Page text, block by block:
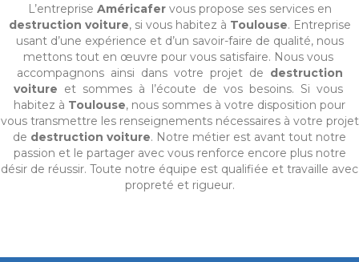
L’entreprise Américafervous propose ses services en
destruction voiture, si vous habitez à Toulouse. Entreprise
usant d’une expérience et d’un savoir-faire de qualité, nous
mettons tout en œuvre pour vous satisfaire. Nous vous
accompagnons ainsi dans votre projet de destruction
voiture et sommes à l’écoute de vos besoins. Si vous
habitez à Toulouse, nous sommes à votre disposition pour
vous transmettre les renseignements nécessaires à votre projet
de destruction voiture. Notre métier est avant tout notre
passion et le partager avec vous renforce encore plus notre
désir de réussir. Toute notre équipe est qualifiée et travaille avec
propreté et rigueur.